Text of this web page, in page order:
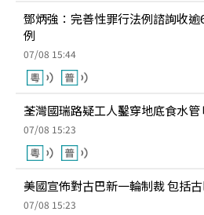
鄧炳強：完善性罪行法例諮詢收
例
07/08 15:44
荃灣國瑞路疑工人鑿穿地底食水
07/08 15:23
美國宣佈對古巴新一輪制裁 包括
07/08 15:23